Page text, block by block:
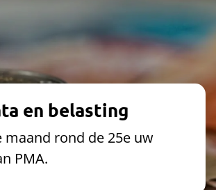
vragen
en belasting
maand rond de 25e uw
PMA.